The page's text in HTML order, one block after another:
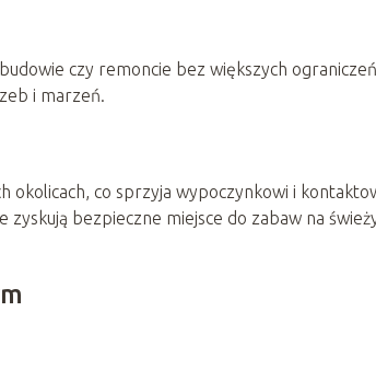
czy remoncie bez większych
i marzeń.
okolicach, co sprzyja wypoczynkowi i
bezpieczne miejsce do zabaw na